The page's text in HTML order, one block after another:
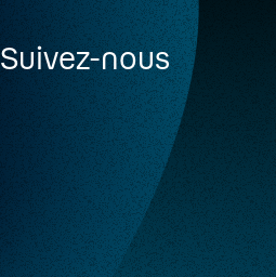
Suivez-nous